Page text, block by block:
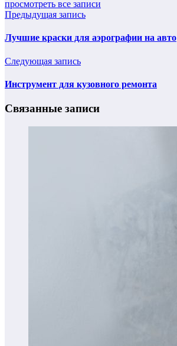
просмотреть все записи
Предыдущая запись
Лучшие краски для аэрографии на авто
Следующая запись
Инструмент для кузовного ремонта
Связанные записи